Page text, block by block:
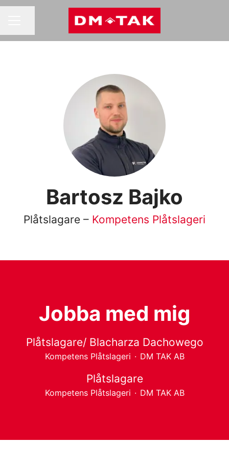
Bartosz Bajko
Plåtslagare – Kompetens Plåtslageri
Jobba med mig
Plåtslagare/ Blacharza Dachowego
Kompetens Plåtslageri · DM TAK AB
Plåtslagare
Kompetens Plåtslageri · DM TAK AB